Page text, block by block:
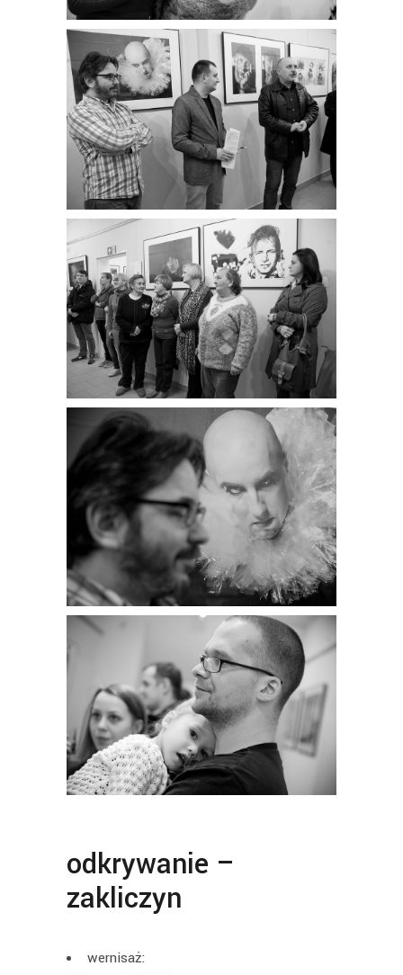
odkrywanie –
zakliczyn
wernisaż: